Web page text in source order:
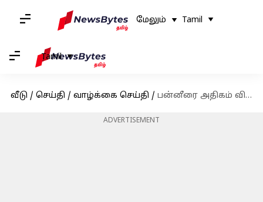
மேலும் Tamil
Tamil
வீடு / செய்தி / வாழ்க்கை செய்தி / பன்னீரை அதிகம் விரும்பி சாப்பிடுபவரா நீங்கள்? இந்த ஆபத்தை தெரிந்து கொள்ளுங்கள்
ADVERTISEMENT